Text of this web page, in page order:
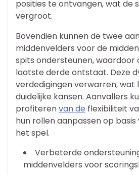
posities te ontvangen, wat de
vergroot.
Bovendien kunnen de twee
middenvelders voor de
spits ondersteunen, waardoor
laatste derde ontstaat. Deze
verdedigingen verwarren,
duidelijke kansen. Aanvallers
profiterenvan de flexibiliteit
hun rollen aanpassen op
het spel.
Verbeterde
middenvelders voor